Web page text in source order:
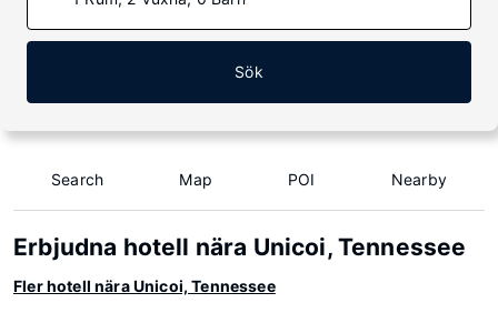
Sök
Search Map POI Nearby
Erbjudna hotell nära Unicoi, Tennessee
Fler hotell nära Unicoi, Tennessee